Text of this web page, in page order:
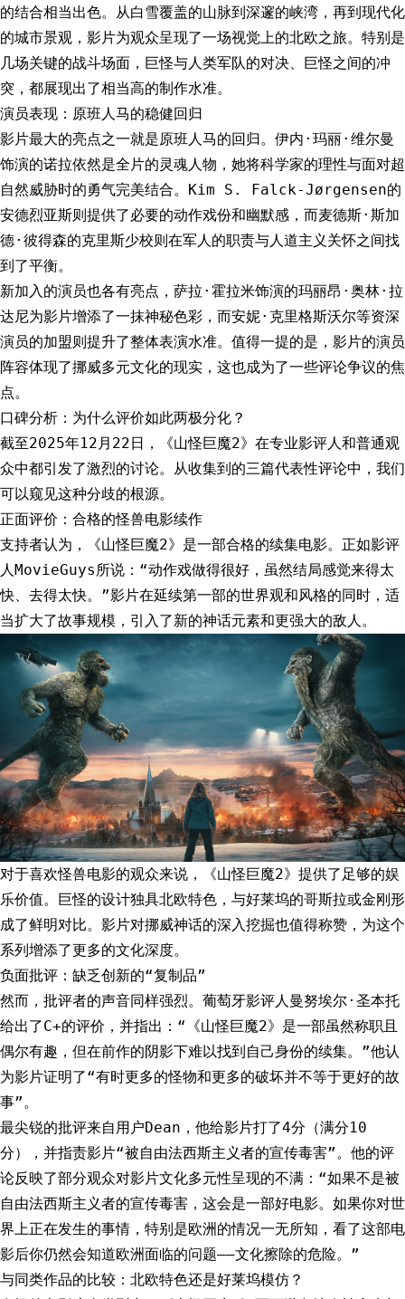
的结合相当出色。从白雪覆盖的山脉到深邃的峡湾，再到现代化
的城市景观，影片为观众呈现了一场视觉上的北欧之旅。特别是
几场关键的战斗场面，巨怪与人类军队的对决、巨怪之间的冲
突，都展现出了相当高的制作水准。
演员表现：原班人马的稳健回归
影片最大的亮点之一就是原班人马的回归。伊内·玛丽·维尔曼
饰演的诺拉依然是全片的灵魂人物，她将科学家的理性与面对超
自然威胁时的勇气完美结合。Kim S. Falck-Jørgensen的
安德烈亚斯则提供了必要的动作戏份和幽默感，而麦德斯·斯加
德·彼得森的克里斯少校则在军人的职责与人道主义关怀之间找
到了平衡。
新加入的演员也各有亮点，萨拉·霍拉米饰演的玛丽昂·奥林·拉
达尼为影片增添了一抹神秘色彩，而安妮·克里格斯沃尔等资深
演员的加盟则提升了整体表演水准。值得一提的是，影片的演员
阵容体现了挪威多元文化的现实，这也成为了一些评论争议的焦
点。
口碑分析：为什么评价如此两极分化？
截至2025年12月22日，《山怪巨魔2》在专业影评人和普通观
众中都引发了激烈的讨论。从收集到的三篇代表性评论中，我们
可以窥见这种分歧的根源。
正面评价：合格的怪兽电影续作
支持者认为，《山怪巨魔2》是一部合格的续集电影。正如影评
人MovieGuys所说：“动作戏做得很好，虽然结局感觉来得太
快、去得太快。”影片在延续第一部的世界观和风格的同时，适
当扩大了故事规模，引入了新的神话元素和更强大的敌人。
对于喜欢怪兽电影的观众来说，《山怪巨魔2》提供了足够的娱
乐价值。巨怪的设计独具北欧特色，与好莱坞的哥斯拉或金刚形
成了鲜明对比。影片对挪威神话的深入挖掘也值得称赞，为这个
系列增添了更多的文化深度。
负面批评：缺乏创新的“复制品”
然而，批评者的声音同样强烈。葡萄牙影评人曼努埃尔·圣本托
给出了C+的评价，并指出：“《山怪巨魔2》是一部虽然称职且
偶尔有趣，但在前作的阴影下难以找到自己身份的续集。”他认
为影片证明了“有时更多的怪物和更多的破坏并不等于更好的故
事”。
最尖锐的批评来自用户Dean，他给影片打了4分（满分10
分），并指责影片“被自由法西斯主义者的宣传毒害”。他的评
论反映了部分观众对影片文化多元性呈现的不满：“如果不是被
自由法西斯主义者的宣传毒害，这会是一部好电影。如果你对世
界上正在发生的事情，特别是欧洲的情况一无所知，看了这部电
影后你仍然会知道欧洲面临的问题——文化擦除的危险。”
与同类作品的比较：北欧特色还是好莱坞模仿？